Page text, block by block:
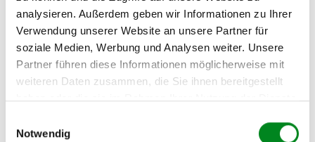
analysieren. Außerdem geben wir Informationen zu Ihrer
Verwendung unserer Website an unsere Partner für
soziale Medien, Werbung und Analysen weiter. Unsere
Partner führen diese Informationen möglicherweise mit
weiteren Daten zusammen, die Sie ihnen bereitgestellt
haben oder die sie im Rahmen Ihrer Nutzung der Dienste
Notwendig
FIAT DUCATO
Pritschenwagen (244) 2.3
JTD
FIAT DUCATO
Pritschenwagen (244) 2.8
(244, Z_) 2.0